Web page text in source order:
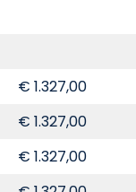
€ 1.327,00
€ 1.327,00
€ 1.327,00